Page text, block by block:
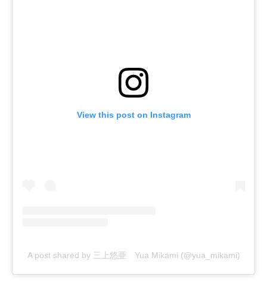
View this post on Instagram
A post shared by 三上悠亜 Yua Mikami (@yua_mikami)